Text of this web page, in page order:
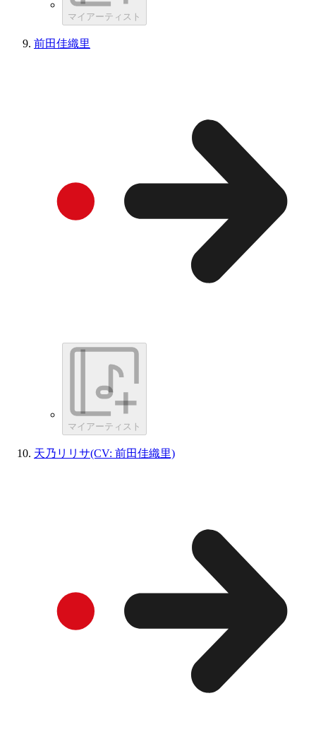
マイアーティスト
前田佳織里
マイアーティスト
天乃リリサ(CV: 前田佳織里)